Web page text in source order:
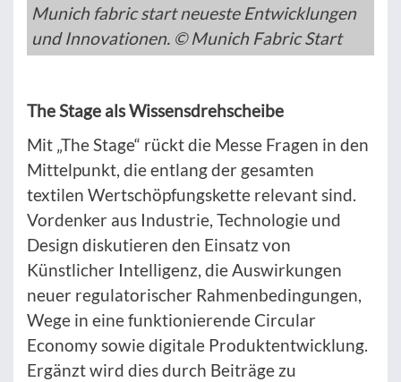
Munich fabric start neueste Entwicklungen
und Innovationen. © Munich Fabric Start
The Stage als Wissensdrehscheibe
Mit „The Stage“ rückt die Messe Fragen in den
Mittelpunkt, die entlang der gesamten
textilen Wertschöpfungskette relevant sind.
Vordenker aus Industrie, Technologie und
Design diskutieren den Einsatz von
Künstlicher Intelligenz, die Auswirkungen
neuer regulatorischer Rahmenbedingungen,
Wege in eine funktionierende Circular
Economy sowie digitale Produktentwicklung.
Ergänzt wird dies durch Beiträge zu